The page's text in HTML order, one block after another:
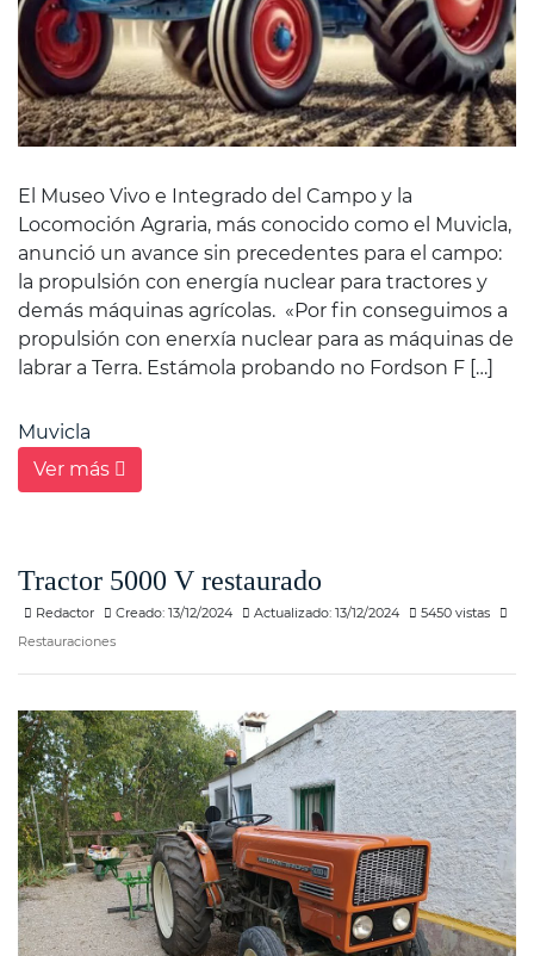
El Museo Vivo e Integrado del Campo y la
Locomoción Agraria, más conocido como el Muvicla,
anunció un avance sin precedentes para el campo:
la propulsión con energía nuclear para tractores y
demás máquinas agrícolas. «Por fin conseguimos a
propulsión con enerxía nuclear para as máquinas de
labrar a Terra. Estámola probando no Fordson F […]
Muvicla
Ver más
Tractor 5000 V restaurado
Redactor Creado: 13/12/2024 Actualizado: 13/12/2024
5450 vistas
Restauraciones